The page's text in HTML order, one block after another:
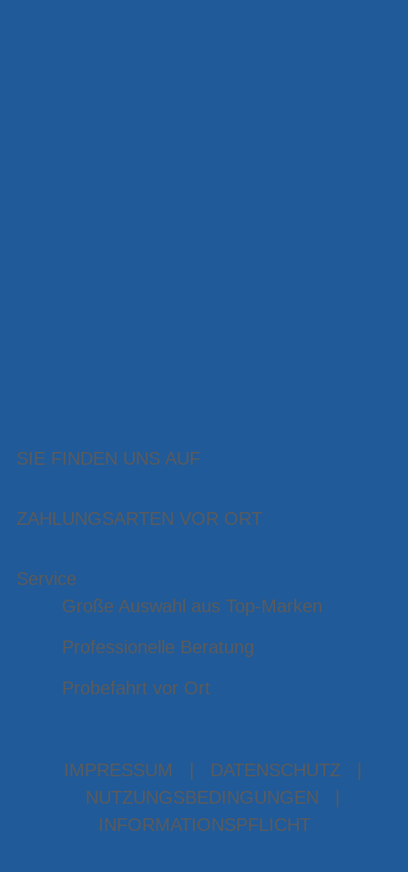
SIE FINDEN UNS AUF
ZAHLUNGSARTEN VOR ORT
Service
Große Auswahl aus Top-Marken
Professionelle Beratung
Probefahrt vor Ort
IMPRESSUM DATENSCHUTZ
NUTZUNGSBEDINGUNGEN
INFORMATIONSPFLICHT